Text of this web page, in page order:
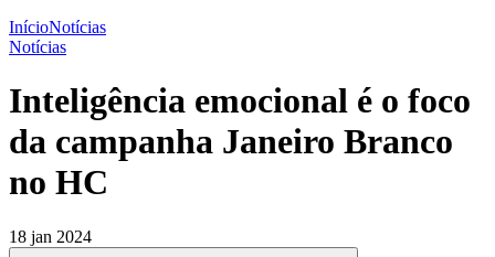
InícioNotícias
Notícias
Inteligência emocional é o foco
da campanha Janeiro Branco
no HC
18 jan 2024